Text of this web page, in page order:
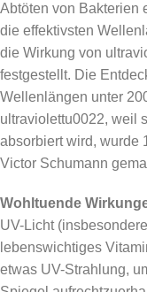
Abtöten von Bakterien
die effektivsten
die Wirkung von
festgestellt. Die
Wellenlängen unter
ultraviolettu0022, weil
absorbiert wird, wurde
Victor Schumann
Wohltuende
UV-Licht
lebenswichtiges
etwas UV-Strahlung,